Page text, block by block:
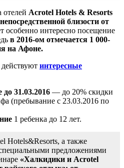
отелей Acrotel Hotels & Resorts
близости от
особенно интересно посещение
в 2016-ом отмечается 1 000-
на Афоне.
интересные
до 31.03.2016 — до 20% скидки
(пребывание с 23.03.2016 по
1 ребенка до 12 лет.
Hotels&Resorts, а также
предложениями
«Халкидики и Acrotel